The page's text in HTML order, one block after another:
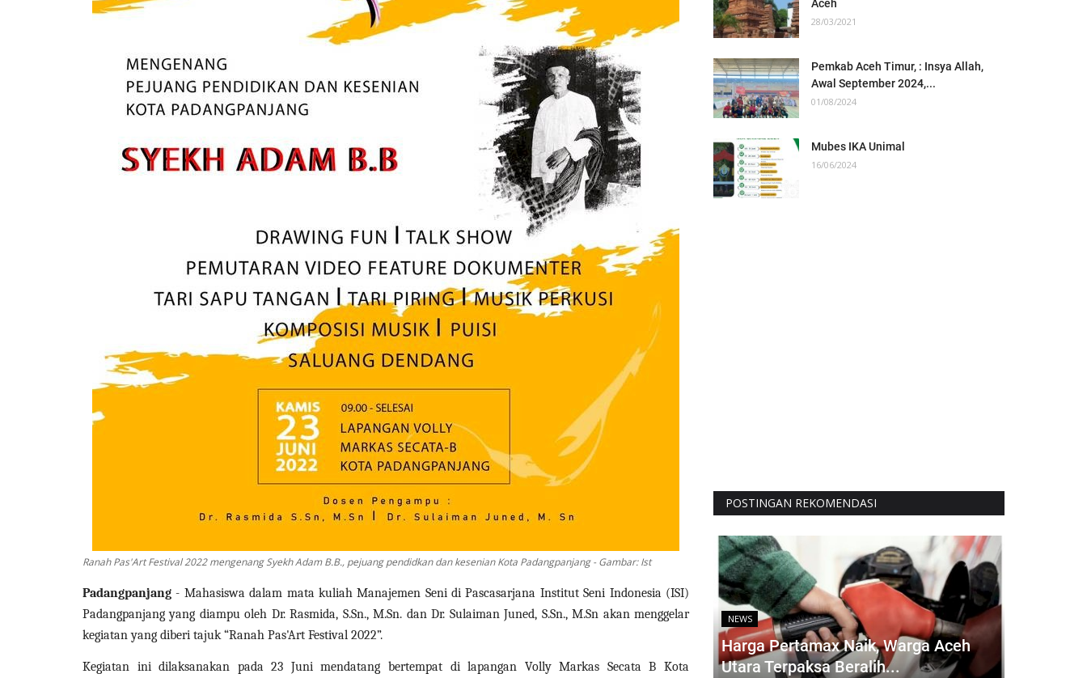
Ranah Pas'Art Festival 2022 mengenang Syekh Adam B.B., pejuang pendidkan dan kesenian Kota Padangpanjang - Gambar: Ist
Padangpanjang- Mahasiswa dalam mata kuliah Manajemen Seni di Pascasarjana Institut Seni Indonesia (ISI)
Padangpanjang yang diampu oleh Dr. Rasmida, S.Sn., M.Sn. dan Dr. Sulaiman Juned, S.Sn., M.Sn akan menggelar
kegiatan yang diberi tajuk “Ranah Pas'Art Festival 2022”.
Kegiatan ini dilaksanakan pada 23 Juni mendatang bertempat di lapangan Volly Markas Secata B Kota
Aceh
28/03/2021
Pemkab Aceh Timur, : Insya Allah,
Awal September 2024,...
01/08/2024
Mubes IKA Unimal
16/06/2024
POSTINGAN REKOMENDASI
NEWS
Harga Pertamax Naik, Warga Aceh
Utara Terpaksa Beralih...